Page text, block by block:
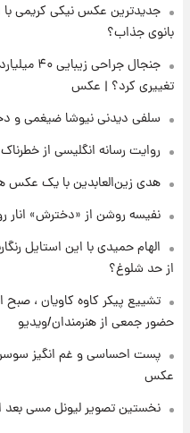
۱۷ ساعت پیش
آتش‌سوزی
خزندگان
۲۲ ساعت پیش
خواستگار ۵۰ساله شاهدخت لئونور بازداشت شد
پدر+عکس
۲۳ ساعت پیش
استوری
جدیدترین عکس نیکی کریمی با
بانوی جذاب؟
جنجال جراحی
تغییری کرد؟ | عکس
سلفی دیدنی نیوشا ضیغمی و
روایت رسانه انگلیسی از خطرناک
هدی زین‌العابدین با یک عکس
نفیسه روشن از «دخترش» انار
الهام حمیدی با این استایل
از حد شلوغ؟
تشییع پیکر کاوه کاویان ، صبح
حضور جمعی از هنرمندان/ویدیو
پست احساسی و غم انگیز سوسن
عکس
نخستین تصویر لیونل مسی بعد